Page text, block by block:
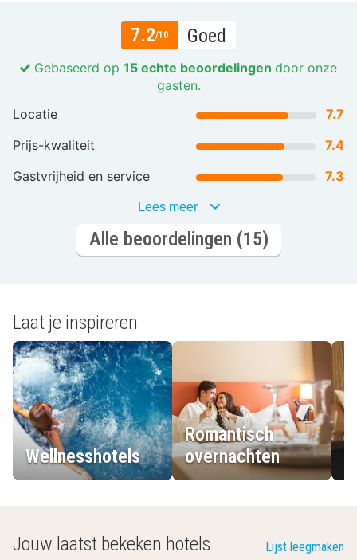
7.2/10 Goed
Gebaseerd op 15 echte beoordelingen door onze
gasten.
Locatie
7.7
Prijs-kwaliteit
7.4
Gastvrijheid en service
7.3
Lees meer
Alle beoordelingen (15)
Laat je inspireren
Wellnesshotels
Romantisch
overnachten
Jouw laatst bekeken hotels Lijst leegmaken